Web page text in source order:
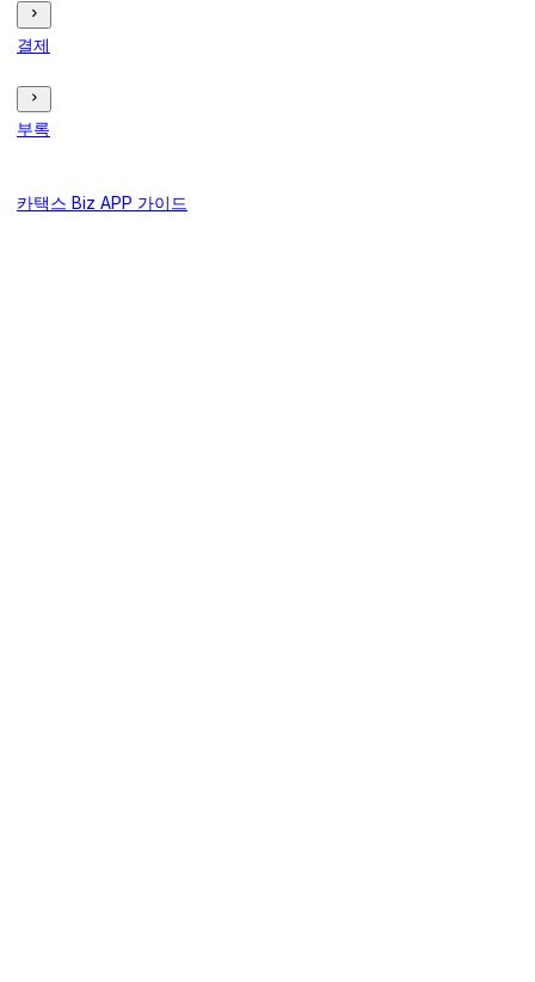
결제
부록
카택스 Biz APP 가이드